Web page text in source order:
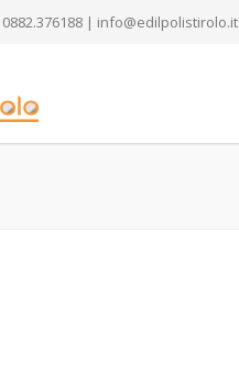
| info@edilpolistirolo.it